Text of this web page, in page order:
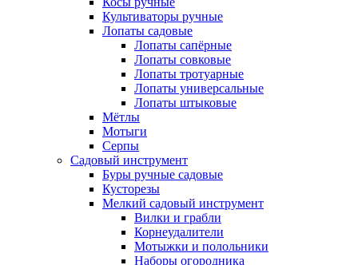
Культиваторы ручные
Лопаты садовые
Лопаты сапёрные
Лопаты совковые
Лопаты тротуарные
Лопаты универсальные
Лопаты штыковые
Мётлы
Мотыги
Серпы
Садовый инструмент
Буры ручные садовые
Кусторезы
Мелкий садовый инструмент
Вилки и грабли
Корнеудалители
Мотыжки и полольники
Наборы огородника